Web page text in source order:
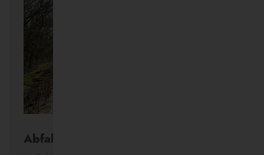
Abfahrt in Echtzeit